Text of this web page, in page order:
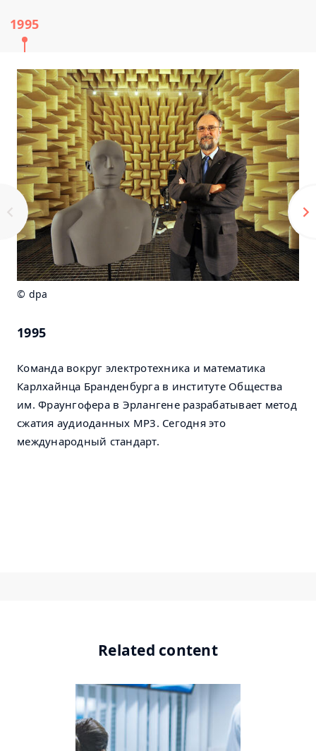
1995
© dpa
1995
Команда вокруг электротехника и математика
Карлхайнца Бранденбурга в институте Общества
им. Фраунгофера в Эрлангене разрабатывает метод
сжатия аудиоданных MP3. Сегодня это
международный стандарт.
Related content